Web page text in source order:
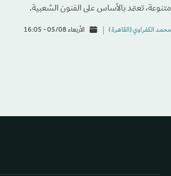
متنوعة، تعتمد بالأساس على الفنون الشعبية.
محمد الكفراوي (القاهرة ) الأربعاء 05/08 - 16:05